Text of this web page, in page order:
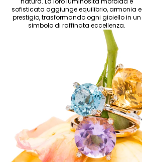
sofisticata aggiunge equilibrio, armonia e
prestigio, trasformando ogni gioiello in un
simbolo di raffinata eccellenza.